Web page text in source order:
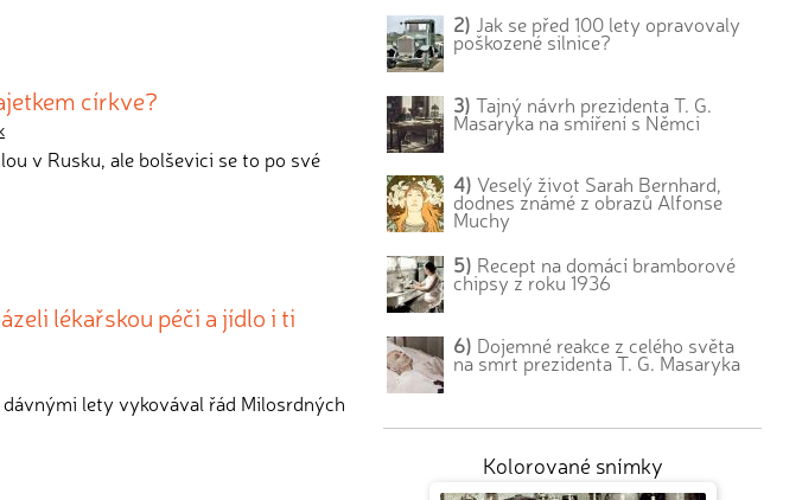
církve?
v Rusku, ale bolševici se to po své
lékařskou péči a jídlo i ti
lety vykovával řád Milosrdných
2) Jak se před 100 lety opravovaly
poškozené silnice?
3) Tajný návrh prezidenta T. G.
Masaryka na smíření s Němci
4) Veselý život Sarah Bernhard,
dodnes známé z obrazů Alfonse
Muchy
5) Recept na domácí bramborové
chipsy z roku 1936
6) Dojemné reakce z celého světa
na smrt prezidenta T. G. Masaryka
Kolorované snímky